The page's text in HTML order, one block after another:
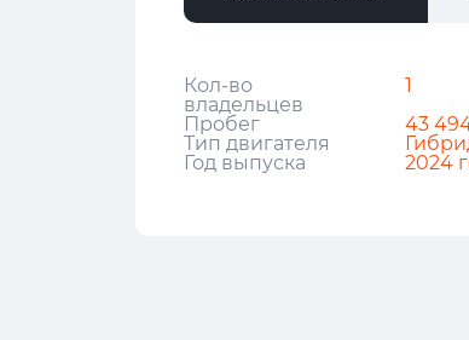
Кол-во
владельцев
1
Пробег
43
Тип двигателя
Год выпуска
2024